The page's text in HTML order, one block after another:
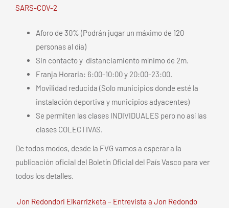
SARS-COV-2
Aforo de 30% (Podrán jugar un máximo de 120
personas al día)
Sin contacto y distanciamiento mínimo de 2m.
Franja Horaria: 6:00-10:00 y 20:00-23:00.
Movilidad reducida (Solo municipios donde esté la
instalación deportiva y municipios adyacentes)
Se permiten las clases INDIVIDUALES pero no así las
clases COLECTIVAS.
De todos modos, desde la FVG vamos a esperar a la
publicación oficial del Boletín Oficial del País Vasco para ver
todos los detalles.
Jon Redondori Elkarrizketa – Entrevista a Jon Redondo